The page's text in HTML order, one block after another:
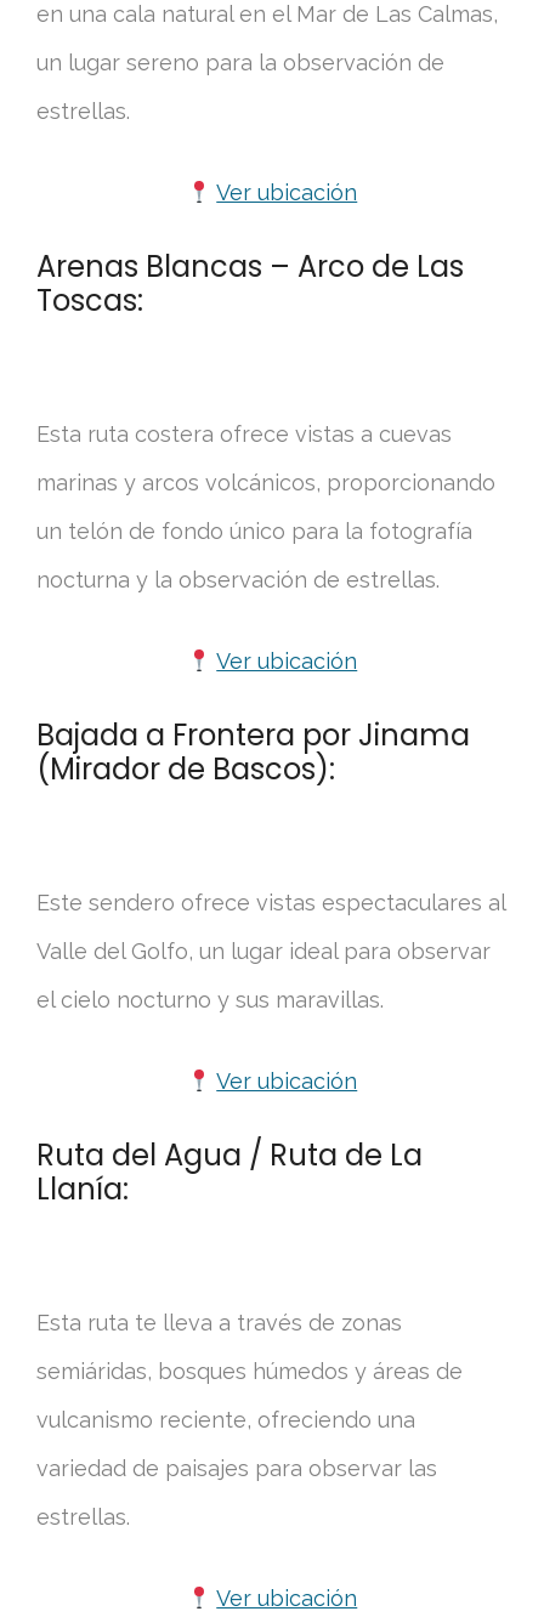
en una cala natural en el Mar de Las Calmas,
un lugar sereno para la observación de
estrellas.
Ver ubicación
Arenas Blancas – Arco de Las
Toscas:
Esta ruta costera ofrece vistas a cuevas
marinas y arcos volcánicos, proporcionando
un telón de fondo único para la fotografía
nocturna y la observación de estrellas.
Ver ubicación
Bajada a Frontera por Jinama
(Mirador de Bascos):
Este sendero ofrece vistas espectaculares al
Valle del Golfo, un lugar ideal para observar
el cielo nocturno y sus maravillas.
Ver ubicación
Ruta del Agua / Ruta de La
Llanía:
Esta ruta te lleva a través de zonas
semiáridas, bosques húmedos y áreas de
vulcanismo reciente, ofreciendo una
variedad de paisajes para observar las
estrellas.
Ver ubicación